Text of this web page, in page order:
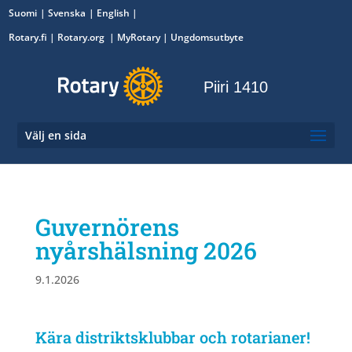
Suomi Svenska
English
Rotary.fi | Rotary.org | MyRotary| Ungdomsutbyte
Piiri 1410
Välj en sida
Guvernörens
nyårshälsning 2026
9.1.2026
Kära distriktsklubbar och rotarianer!